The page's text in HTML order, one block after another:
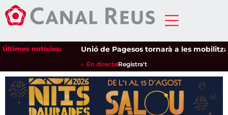
Últimes notícies: Unió de Pagesos tornarà a les
En directeRegistra't